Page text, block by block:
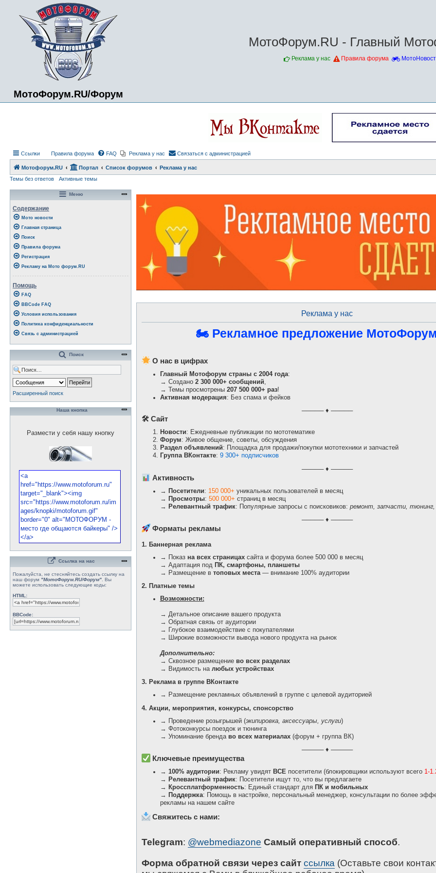
МотоФорум.RU/Форум
МотоФорум.RU - Главный
Реклама у нас Правила форума
Ссылки Правила форума FAQ Реклама у нас Связаться с администрацией
Мотофорум.RU Портал Список форумов
Реклама у нас
Темы без ответов
Активные темы
Реклама у нас
🏍 Рекламное предложение
О нас в цифрах
Главный Мотофорум страны с 2004 года:
→ Создано 2 300 000+ сообщений,
→ Темы просмотрены 207 500 000+ раз!
Активная модерация: Без спама и фейков
───── ♦ ─────
🛠 Сайт
Новости: Ежедневные публикации по мототематике
Форум: Живое общение, советы, обсуждения
Раздел объявлений: Площадка для продажи/покупки мототехники и запчастей
Группа ВКонтакте: 9 300+ подписчиков
───── ♦ ─────
Активность
→ Посетители: 150 000+ уникальных пользователей в месяц
→ Просмотры: 500 000+ страниц в месяц
→ Релевантный трафик: Популярные запросы с поисковиков: ремонт, запчасти, тюнинг,
───── ♦ ─────
Форматы рекламы
1. Баннерная реклама
→ Показ на всех страницахсайта и форума более 500 000 в месяц
→ Адаптация под ПК, смартфоны, планшеты
→ Размещение в топовых места— внимание 100% аудитории
2. Платные темы
Возможности:
→ Детальное описание вашего продукта
→ Обратная связь от аудитории
→ Глубокое взаимодействие с покупателями
→ Широкие возможности вывода нового продукта на рынок
Дополнительно:
→ Сквозное размещение во всех разделах
→ Видимость на любых устройствах
3. Реклама в группе ВКонтакте
→ Размещение рекламных объявлений в группе с целевой аудиторией
4. Акции, мероприятия, конкурсы, спонсорство
→ Проведение розыгрышей (экипировка, аксессуары, услуги)
→ Фотоконкурсы поездок и тюнинга
→ Упоминание бренда во всех материалах(форум + группа ВК)
───── ♦ ─────
Ключевые преимущества
→ 100% аудитории: Рекламу увидят ВСЕпосетители (блокировщики используют всего 1-
→ Релевантный трафик: Посетители ищут то, что вы предлагаете
→ Кроссплатформенность: Единый стандарт для ПК и мобильных
→ Поддержка: Помощь в настройке, персональный менеджер, консультации по более
рекламы на нашем сайте
Свяжитесь с нами:
Telegram: @webmediazone Самый оперативный способ.
Форма обратной связи через сайт ссылка (Оставьте свои
Меню
Содержание
Мото новости
Главная страница
Поиск
Правила форума
Регистрация
Рекламу на Мото форум.RU
Помощь
FAQ
BBCode FAQ
Условия использования
Политика конфиденциальности
Связь с администрацией
Поиск
Расширенный поиск
Наша кнопка
Размести у себя нашу кнопку
Ссылка на нас
Пожалуйста, не стесняйтесь создать ссылку на
наш форум "МотоФорум.RU/Форум" . Вы
можете использовать следующие коды:
HTML:
BBCode: